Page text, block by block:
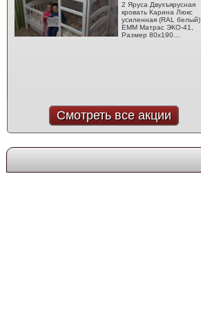
2 Яруса Двухъярусная
кровать Карина Люкс
усиленная (RAL белый)
EMM Матрас ЭКО-41,
Размер 80x190…
Смотреть все акции